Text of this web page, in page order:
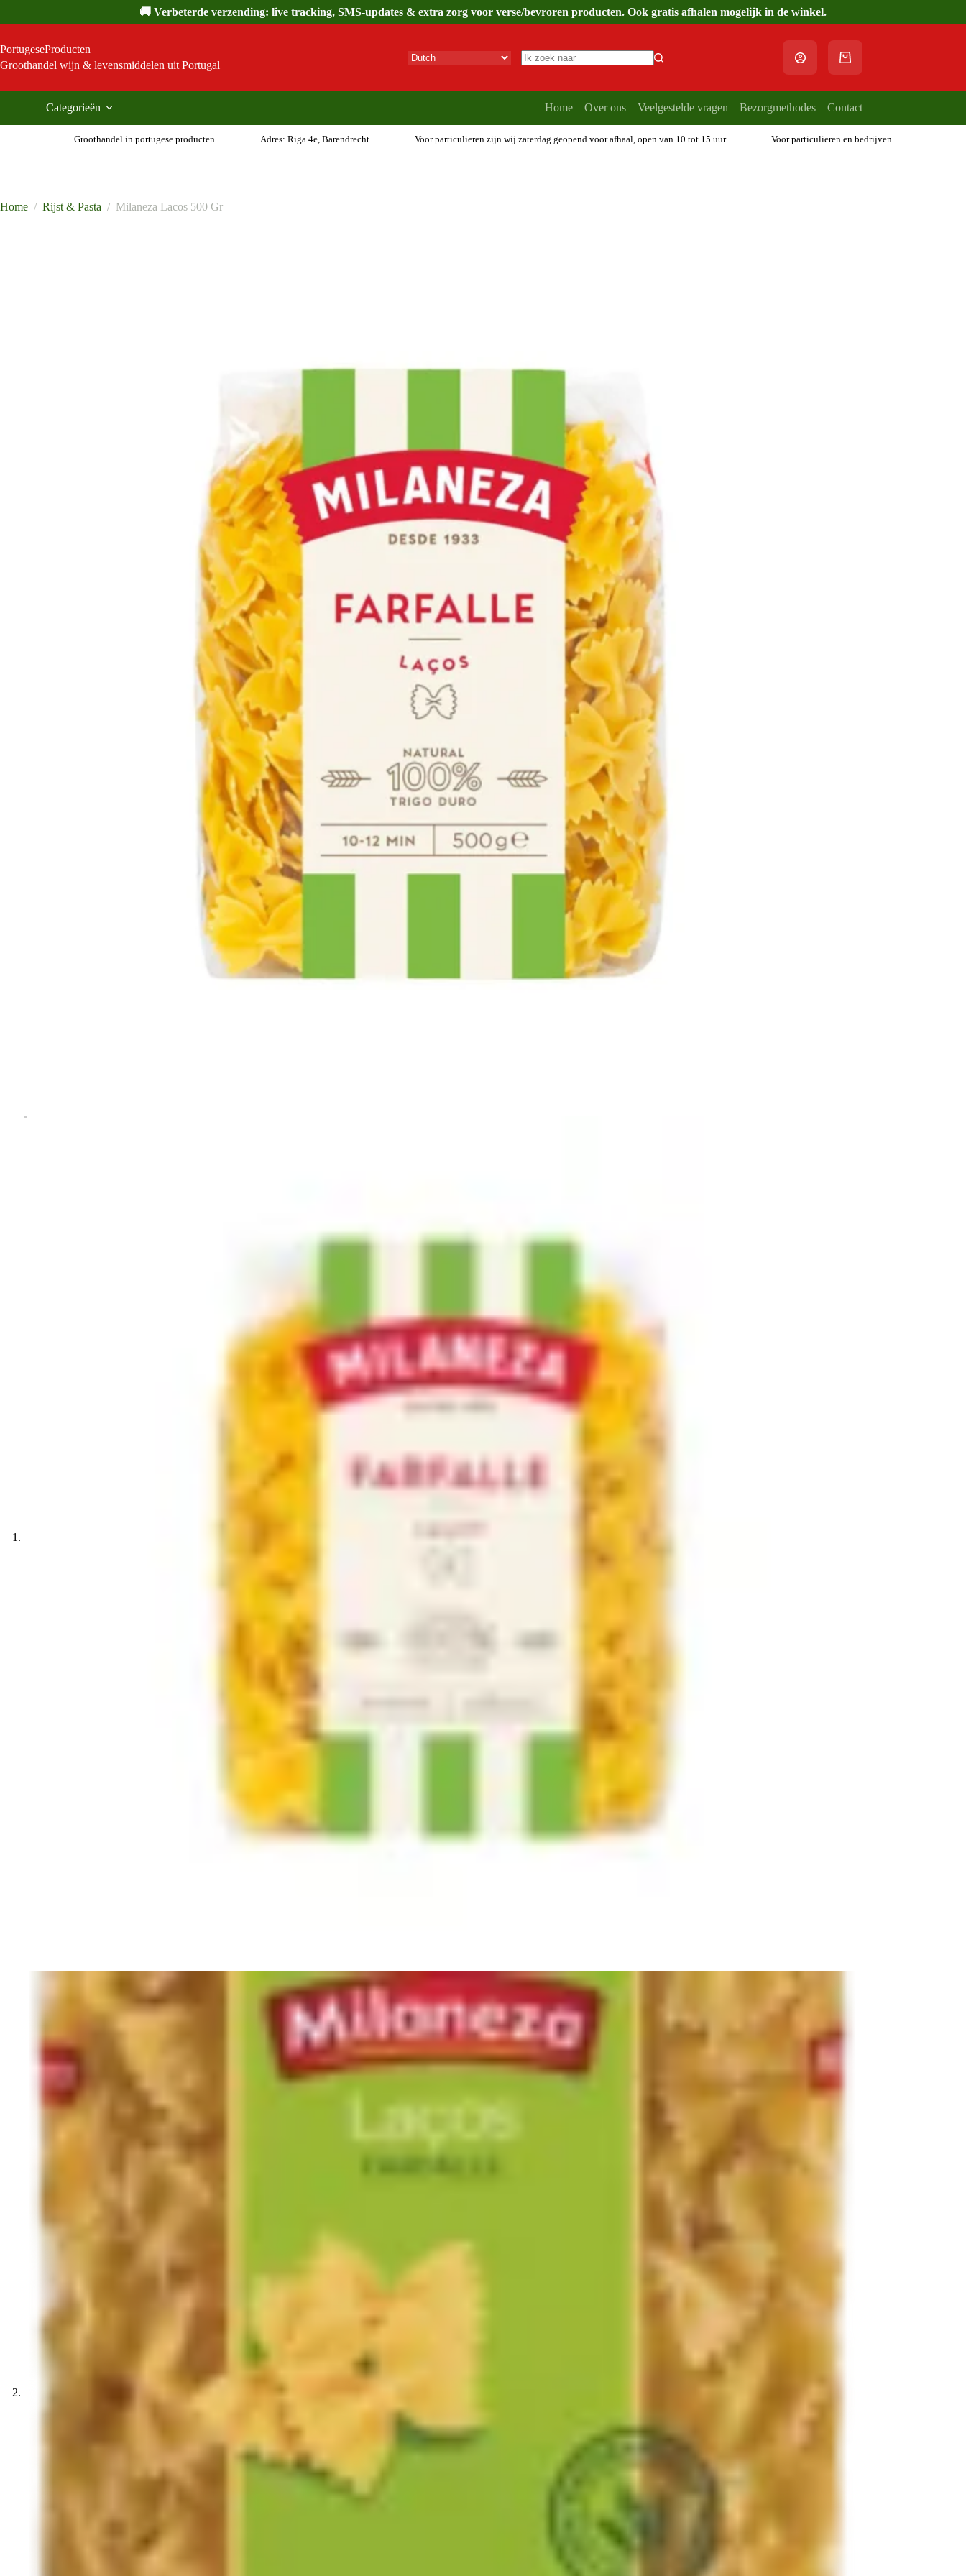
inhoud
🚚 Verbeterde verzending: live tracking, SMS-updates & extra zorg voor verse/bevroren producten. Ook gratis afhalen mogelijk in de winkel.
PortugeseProducten
Groothandel wijn & levensmiddelen uit Portugal
Winkelwagen
Categorieën Home Over ons Veelgestelde vragen Bezorgmethodes Contact
Groothandel in portugese producten Adres: Riga 4e, Barendrecht Voor particulieren zijn wij zaterdag geopend voor afhaal, open van 10 tot 15 uur Voor particulieren en bedrijven
Home / Rijst & Pasta / Milaneza Lacos 500 Gr